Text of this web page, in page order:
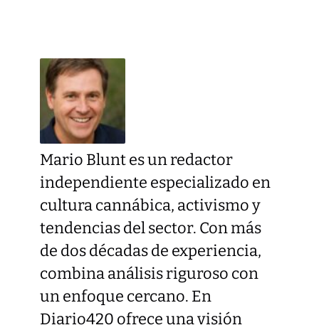
Mario Blunt es un redactor
independiente especializado en
cultura cannábica, activismo y
tendencias del sector. Con más
de dos décadas de experiencia,
combina análisis riguroso con
un enfoque cercano. En
Diario420 ofrece una visión